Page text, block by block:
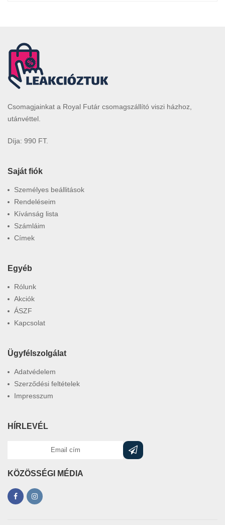
Csomagjainkat a Royal Futár csomagszállító viszi házhoz,
utánvéttel.
Díja: 990 FT.
Saját fiók
Személyes beállitások
Rendeléseim
Kívánság lista
Számláim
Címek
Egyéb
Rólunk
Akciók
ÁSZF
Kapcsolat
Ügyfélszolgálat
Adatvédelem
Szerződési feltételek
Impresszum
HÍRLEVÉL
KÖZÖSSÉGI MÉDIA